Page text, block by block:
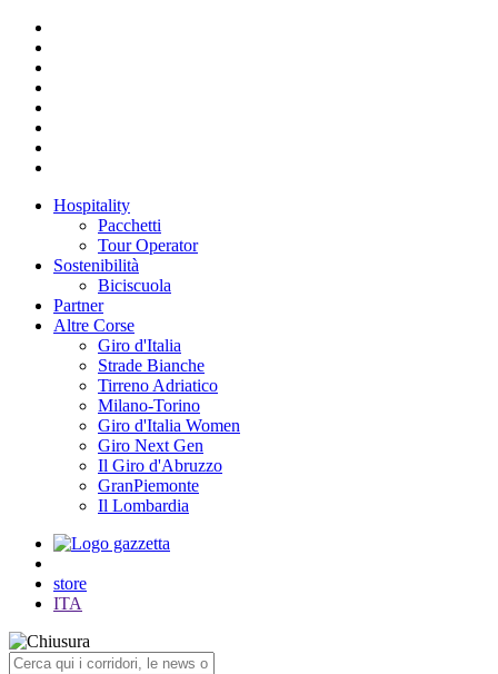
Hospitality
Pacchetti
Tour Operator
Sostenibilità
Biciscuola
Partner
Altre Corse
Giro d'Italia
Strade Bianche
Tirreno Adriatico
Milano-Torino
Giro d'Italia Women
Giro Next Gen
Il Giro d'Abruzzo
GranPiemonte
Il Lombardia
store
ITA